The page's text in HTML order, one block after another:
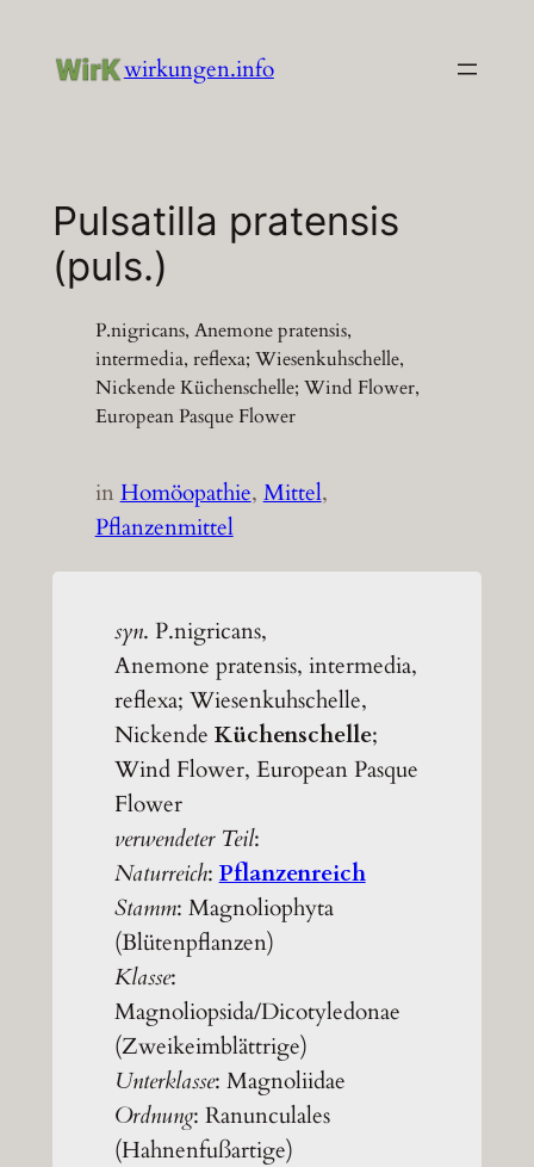
Inhalt
wirkungen.info
Pulsatilla pratensis
(puls.)
P.nigricans, Anemone pratensis,
intermedia, reflexa; Wiesenkuhschelle,
Nickende Küchenschelle; Wind Flower,
European Pasque Flower
inHomöopathie, Mittel
Pflanzenmittel
syn. P.nigricans,
Anemone pratensis, intermedia,
reflexa; Wiesenkuhschelle,
Nickende Küchenschelle;
Wind Flower, European Pasque
Flower
verwendeter Teil:
Naturreich: Pflanzenreich
Stamm: Magnoliophyta
(Blütenpflanzen)
Klasse:
Magnoliopsida/Dicotyledonae
(Zweikeimblättrige)
Unterklasse: Magnoliidae
Ordnung: Ranunculales
(Hahnenfußartige)